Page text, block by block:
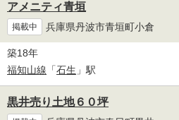
アメニティ青垣
掲載中 兵庫県丹波市青垣町小倉
築18年
福知山線 「石生 」駅
黒井売り土地６０坪